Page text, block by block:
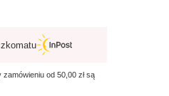
zamówieniu od50,00 złsą